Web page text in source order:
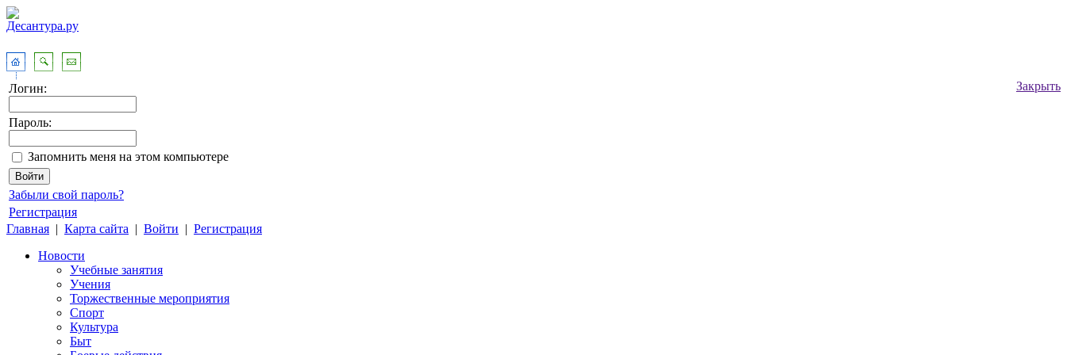
Закрыть
Логин:
Пароль:
Запомнить меня на этом компьютере
Забыли свой пароль?
Регистрация
Главная | Карта сайта | Войти | Регистрация
Новости
Учебные занятия
Учения
Торжественные мероприятия
Спорт
Культура
Быт